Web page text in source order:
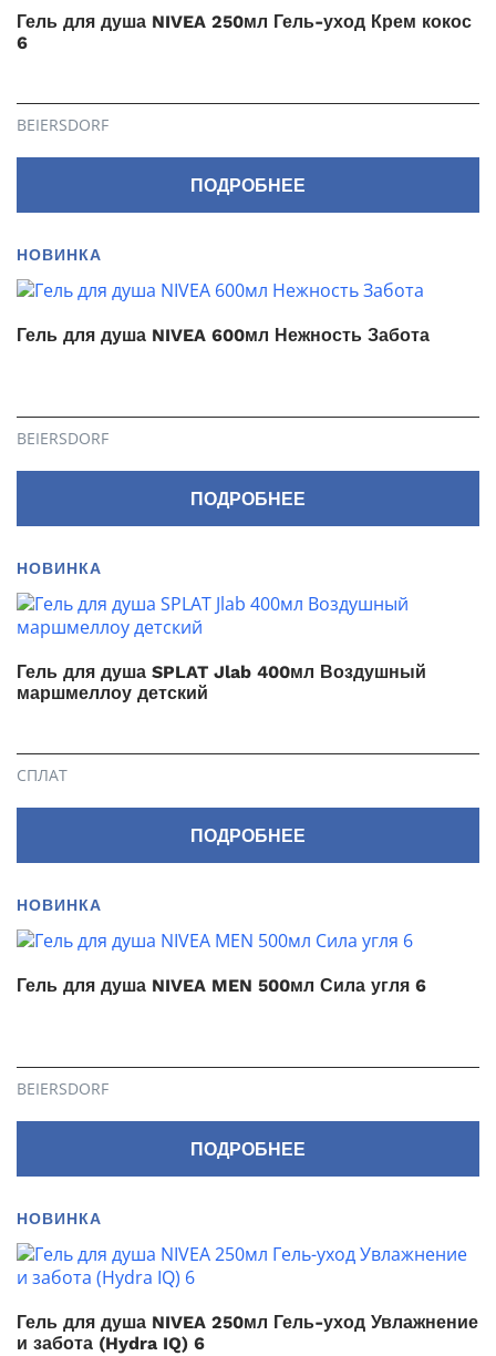
Гель для душа NIVEA 250мл Гель-уход Крем кокос
6
BEIERSDORF
ПОДРОБНЕЕ
НОВИНКА
Гель для душа NIVEA 600мл Нежность Забота
BEIERSDORF
ПОДРОБНЕЕ
НОВИНКА
Гель для душа SPLAT Jlab 400мл Воздушный
маршмеллоу детский
СПЛАТ
ПОДРОБНЕЕ
НОВИНКА
Гель для душа NIVEA MEN 500мл Сила угля 6
BEIERSDORF
ПОДРОБНЕЕ
НОВИНКА
Гель для душа NIVEA 250мл Гель-уход Увлажнение
и забота (Hydra IQ) 6